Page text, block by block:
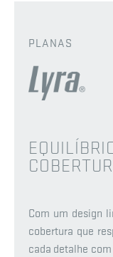
PLANAS
Com um design
cobertura que
cada detalhe